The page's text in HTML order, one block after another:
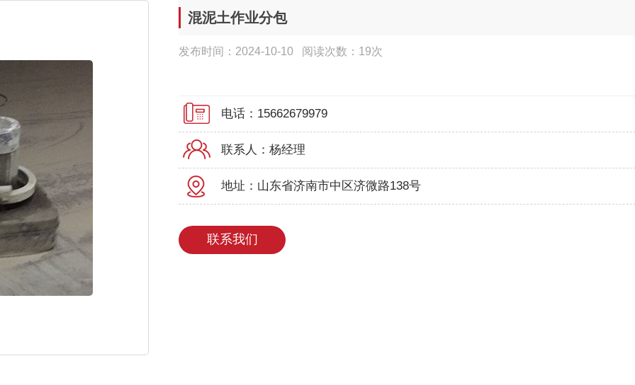
混泥土作业分包
发布时间：2024-10-10 阅读次数： 19次
电话：15662679979
联系人：杨经理
地址：山东省济南市中区济微路138号
联系我们